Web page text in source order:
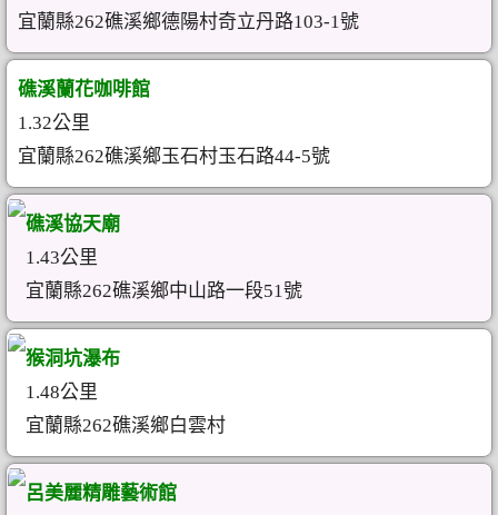
宜蘭縣262礁溪鄉德陽村奇立丹路103-1號
礁溪蘭花咖啡館
1.32公里
宜蘭縣262礁溪鄉玉石村玉石路44-5號
礁溪協天廟
1.43公里
宜蘭縣262礁溪鄉中山路一段51號
猴洞坑瀑布
1.48公里
宜蘭縣262礁溪鄉白雲村
呂美麗精雕藝術館